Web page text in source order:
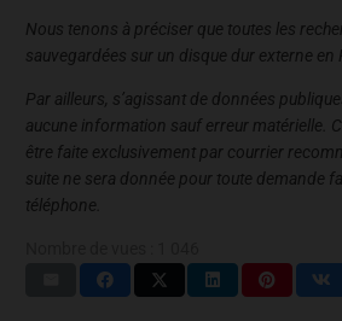
Nous tenons à préciser que toutes les
sauvegardées sur un disque dur externe en
Par ailleurs, s’agissant de données
aucune information sauf erreur matérielle.
être faite exclusivement par courrier
suite ne sera donnée pour toute demande
téléphone.